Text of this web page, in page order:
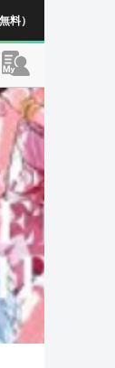
料）